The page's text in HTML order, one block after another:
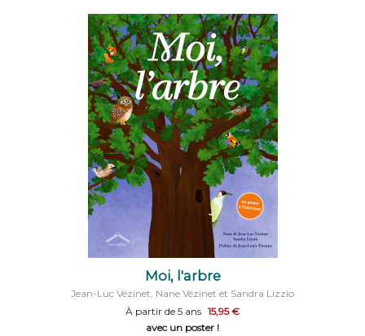
Moi, l'arbre
Jean-Luc Vézinet, Nane Vézinet et Sandra Lizzio
À partir de 5 ans 15,95 €
avec un poster !